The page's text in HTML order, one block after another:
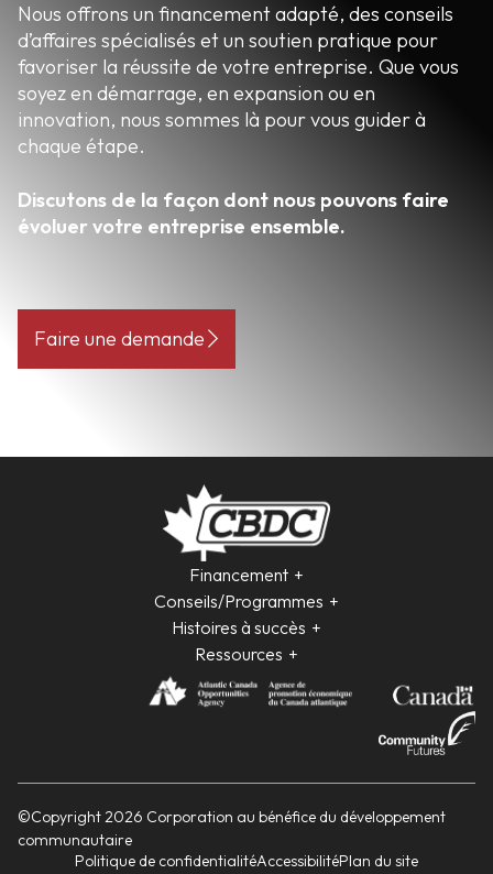
Nous offrons un financement adapté, des conseils
d’affaires spécialisés et un soutien pratique pour
favoriser la réussite de votre entreprise. Que vous
soyez en démarrage, en expansion ou en
innovation, nous sommes là pour vous guider à
chaque étape.
Discutons de la façon dont nous pouvons faire
évoluer votre entreprise ensemble.
Faire une demande
Financement
Conseils/Programmes
Histoires à succès
Ressources
©Copyright 2026 Corporation au bénéfice du développement
communautaire
Politique de confidentialitéAccessibilitéPlan du site